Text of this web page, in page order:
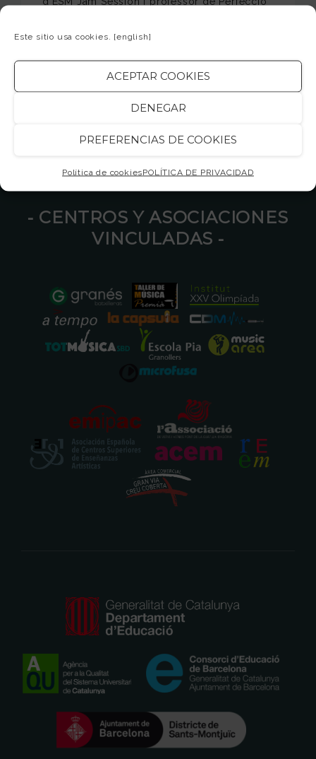
Este sitio usa cookies. [english]
ACEPTAR COOKIES
DENEGAR
PREFERENCIAS DE COOKIES
Política de cookiesPOLÍTICA DE PRIVACIDAD
diversos tècniques i…
⁃ CENTROS Y ASOCIACIONES
VINCULADAS ⁃